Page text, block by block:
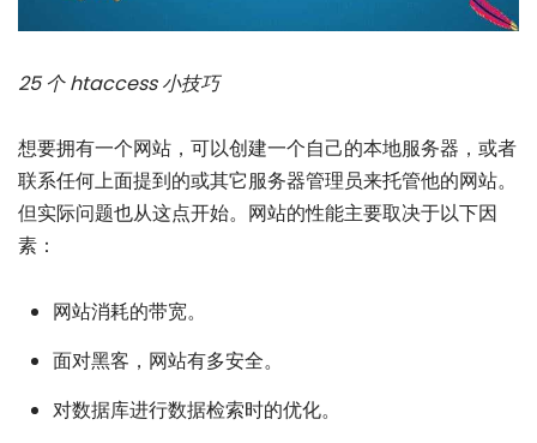
25 个 htaccess 小技巧
想要拥有一个网站，可以创建一个自己的本地服务器，或者
联系任何上面提到的或其它服务器管理员来托管他的网站。
但实际问题也从这点开始。网站的性能主要取决于以下因
素：
网站消耗的带宽。
面对黑客，网站有多安全。
对数据库进行数据检索时的优化。